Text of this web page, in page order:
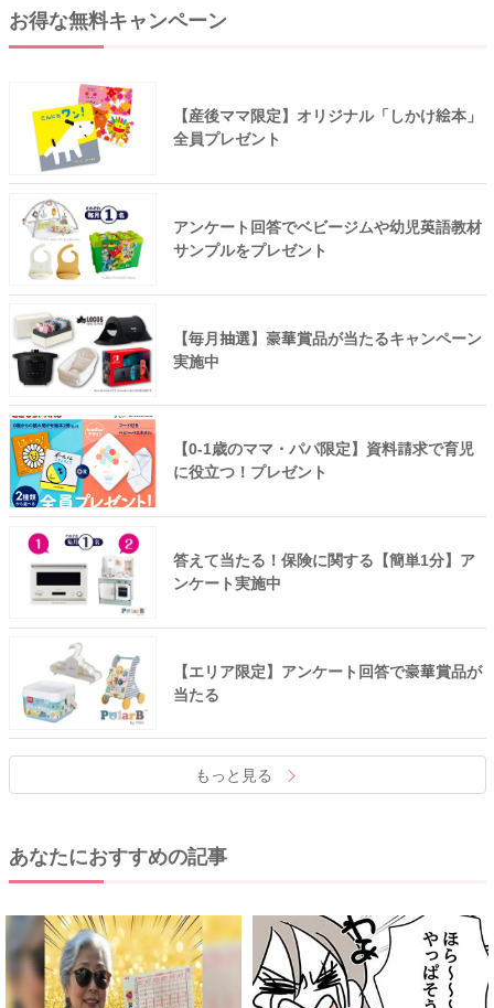
お得な無料キャンペーン
【産後ママ限定】オリジナル「しかけ絵本」
全員プレゼント
アンケート回答でベビージムや幼児英語教材
サンプルをプレゼント
【毎月抽選】豪華賞品が当たるキャンペーン
実施中
【0-1歳のママ・パパ限定】資料請求で育児
に役立つ！プレゼント
答えて当たる！保険に関する【簡単1分】ア
ンケート実施中
【エリア限定】アンケート回答で豪華賞品が
当たる
もっと見る
あなたにおすすめの記事